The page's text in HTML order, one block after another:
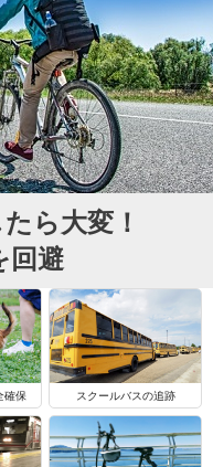
ら大変！
回避
確保 スクールバスの追跡